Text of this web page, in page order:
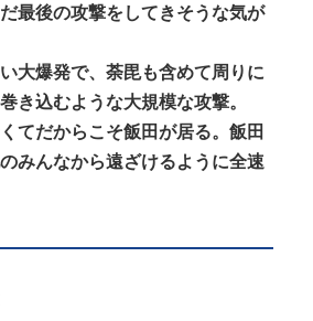
最後の攻撃をしてきそうな気が
大爆発で、荼毘も含めて周りに
き込むような大規模な攻撃。
てだからこそ飯田が居る。飯田
みんなから遠ざけるように全速